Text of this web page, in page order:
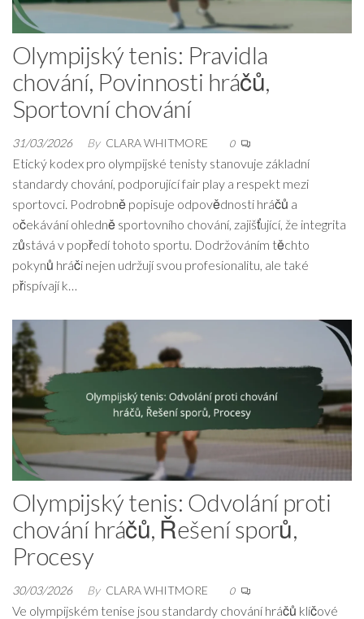
Olympijský tenis: Pravidla
chování, Povinnosti hráčů,
Sportovní chování
31/03/2026 By CLARA WHITMORE 0
Etický kodex pro olympijské tenisty stanovuje základní
standardy chování, podporující fair play a respekt mezi
sportovci. Podrobně popisuje odpovědnosti hráčů a
očekávání ohledně sportovního chování, zajišťující, že integrita
zůstává v popředí tohoto sportu. Dodržováním těchto
pokynů hráči nejen udržují svou profesionalitu, ale také
přispívají k…
Olympijský tenis: Odvolání proti
chování hráčů, Řešení sporů,
Procesy
30/03/2026 By CLARA WHITMORE 0
Ve olympijském tenise jsou standardy chování hráčů klíčové